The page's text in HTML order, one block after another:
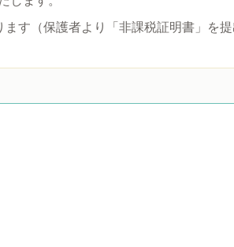
す（保護者より「非課税証明書」を